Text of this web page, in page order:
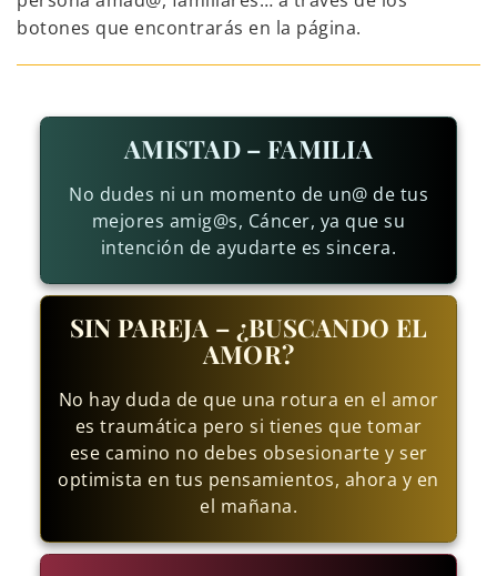
botones que encontrarás en la página.
AMISTAD – FAMILIA
No dudes ni un momento de un@ de tus
mejores amig@s, Cáncer, ya que su
intención de ayudarte es sincera.
SIN PAREJA – ¿BUSCANDO EL
AMOR?
No hay duda de que una rotura en el amor
es traumática pero si tienes que tomar
ese camino no debes obsesionarte y ser
optimista en tus pensamientos, ahora y en
el mañana.